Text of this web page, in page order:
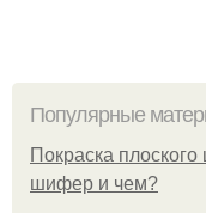
Популярные
Покраска
шифер и чем?